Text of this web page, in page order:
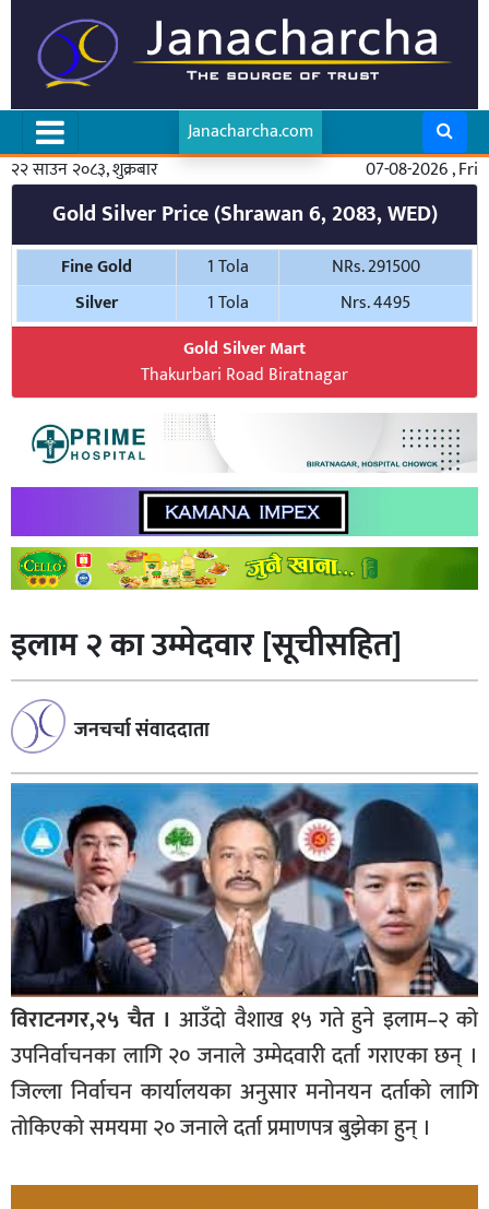
Janacharcha.com
२२ साउन २०८३, शुक्रबार
07-08-2026 , Fri
Gold Silver Price (Shrawan 6, 2083, WED)
Fine Gold 1 Tola
NRs. 291500
Silver
1 Tola
Nrs. 4495
Gold Silver Mart
Thakurbari Road Biratnagar
इलाम २ का उम्मेदवार [सूचीसहित]
जनचर्चा संवाददाता
विराटनगर,२५ चैत । आउँदो वैशाख १५ गते हुने इलाम–२ को
उपनिर्वाचनका लागि २० जनाले उम्मेदवारी दर्ता गराएका छन् ।
जिल्ला निर्वाचन कार्यालयका अनुसार मनोनयन दर्ताको लागि
तोकिएको समयमा २० जनाले दर्ता प्रमाणपत्र बुझेका हुन् ।